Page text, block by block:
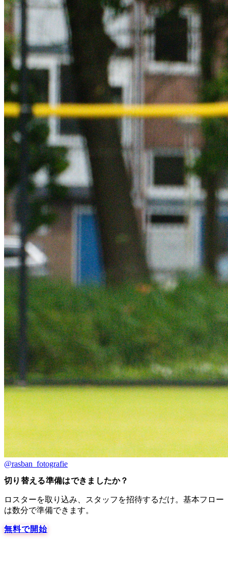
@rasban_fotografie
切り替える準備はできましたか？
ロスターを取り込み、スタッフを招待するだけ。基本フロー
は数分で準備できます。
無料で開始